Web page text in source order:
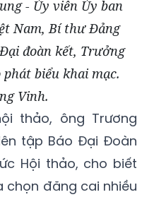
- Ủy viên Ủy ban
Nam, Bí thư Đảng
đoàn kết, Trưởng
biểu khai mạc.
Vinh.
thảo, ông Trương
tập Báo Đại Đoàn
Hội thảo, cho biết
chọn đăng cai nhiều